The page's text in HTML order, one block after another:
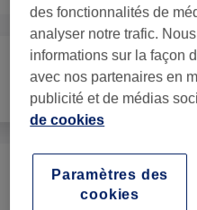
Manucure et
Beauté des pieds
Soin Du Visage (2)
des fonctionnalités de
analyser notre trafic.
informations sur la façon
avec nos partenaires en
publicité et de médias
de cookies
Paramètres des
cookies